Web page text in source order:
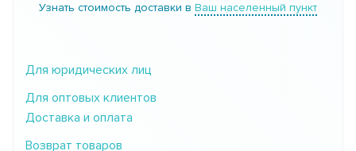
Узнать стоимость доставки в Ваш населенный пункт
Для юридических лиц
Для оптовых клиентов
Доставка и оплата
Возврат товаров